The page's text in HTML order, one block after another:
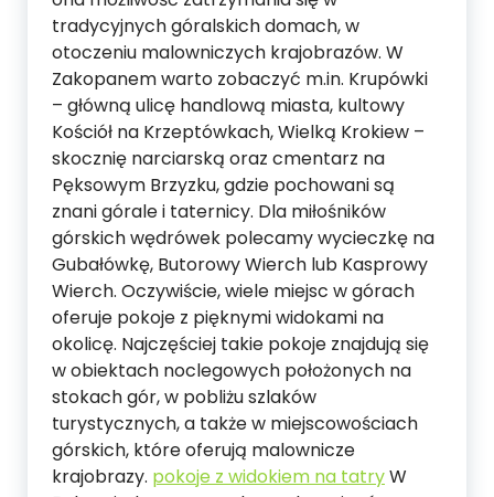
tradycyjnych góralskich domach, w
otoczeniu malowniczych krajobrazów. W
Zakopanem warto zobaczyć m.in. Krupówki
– główną ulicę handlową miasta, kultowy
Kościół na Krzeptówkach, Wielką Krokiew –
skocznię narciarską oraz cmentarz na
Pęksowym Brzyzku, gdzie pochowani są
znani górale i taternicy. Dla miłośników
górskich wędrówek polecamy wycieczkę na
Gubałówkę, Butorowy Wierch lub Kasprowy
Wierch. Oczywiście, wiele miejsc w górach
oferuje pokoje z pięknymi widokami na
okolicę. Najczęściej takie pokoje znajdują się
w obiektach noclegowych położonych na
stokach gór, w pobliżu szlaków
turystycznych, a także w miejscowościach
górskich, które oferują malownicze
krajobrazy. pokoje z widokiem na tatryW